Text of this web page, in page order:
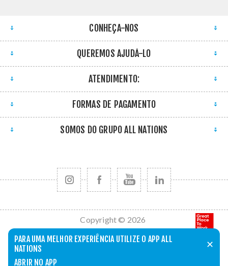
PARA UMA MELHOR EXPERIÊNCIA UTILIZE O APP ALL
NATIONS
✕
ABRIR NO APP
CONHEÇA-NOS
QUEREMOS AJUDÁ-LO
ATENDIMENTO:
FORMAS DE PAGAMENTO
SOMOS DO GRUPO ALL NATIONS
Copyright © 2026
All Nations. Todos
os direitos